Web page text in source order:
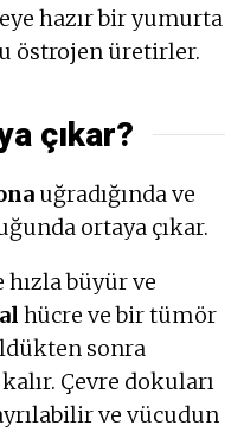
hazır bir yumurta
östrojen üretirler.
çıkar?
uğradığında ve
ortaya çıkar.
büyür ve
hücre ve bir tümör
sonra
Çevre dokuları
ve vücudun